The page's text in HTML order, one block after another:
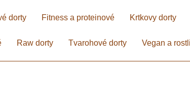
dorty Fitness a proteinové Krtkovy dorty
Raw dorty Tvarohové dorty Vegan a